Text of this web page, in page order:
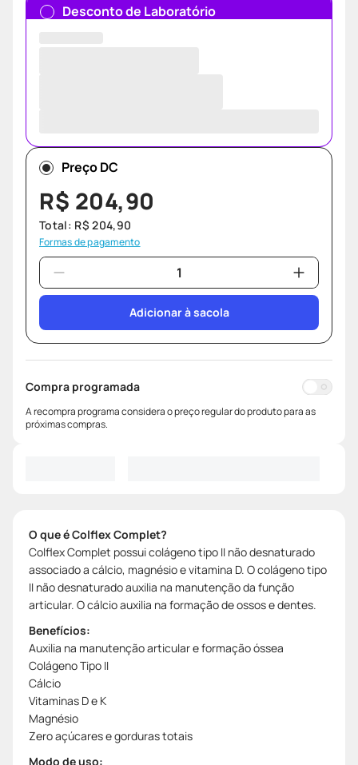
Desconto de Laboratório
Preço DC
R$ 204,90
Total: R$ 204,90
Formas de pagamento
Adicionar à sacola
Compra programada
A recompra programa considera o preço regular do produto para as
próximas compras.
O que é Colflex Complet?
Colflex Complet possui colágeno tipo II não desnaturado
associado a cálcio, magnésio e vitamina D. O colágeno tipo
II não desnaturado auxilia na manutenção da função
articular. O cálcio auxilia na formação de ossos e dentes.
Benefícios:
Auxilia na manutenção articular e formação óssea
Colágeno Tipo II
Cálcio
Vitaminas D e K
Magnésio
Zero açúcares e gorduras totais
Modo de uso: